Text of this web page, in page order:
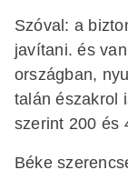
Szóval: a
javítani. és
országban,
talán északrol
szerint 200 és
Béke